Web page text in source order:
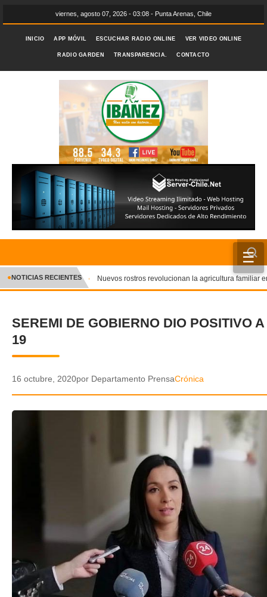
viernes, agosto 07, 2026 - 03:08 - Punta Arenas, Chile
INICIO APP MÓVIL ESCUCHAR RADIO ONLINE VER VIDEO ONLINE
RADIO GARDEN TRANSPARENCIA. CONTACTO
☰
INICIO
CRÓNICA
DEPORTES
POLICIAL
APP MÓVIL
TRANSPARENCIA
✕
●NOTICIAS RECIENTES Nuevos rostros revolucionan la agricultura familiar
SEREMI DE GOBIERNO DIO POSITIVO
19
16 octubre, 2020por Departamento PrensaCrónica